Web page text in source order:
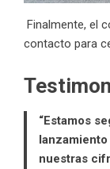
Finalmente, el
contacto para
“Estamos
nuestras